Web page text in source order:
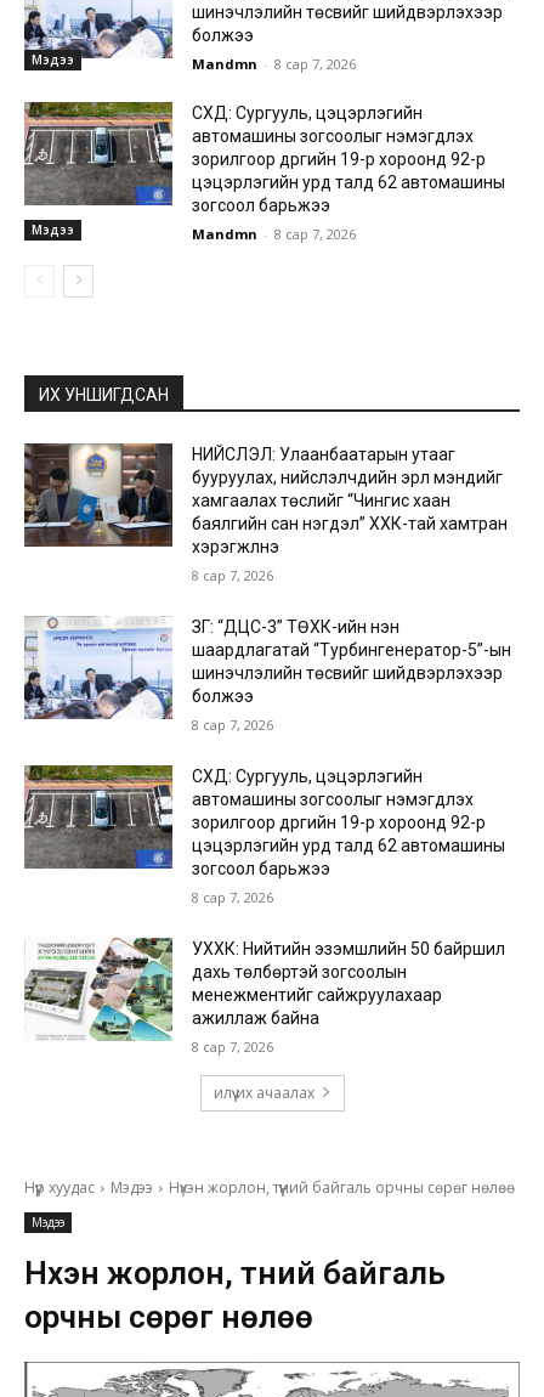
Мэдээ
шинэчлэлийн төсвийг шийдвэрлэхээр
болжээ
Mandmn - 8 сар 7, 2026
Мэдээ
СХД: Сургууль, цэцэрлэгийн
автомашины зогсоолыг нэмэгдүүлэх
зорилгоор дүүргийн 19-р хороонд 92-р
цэцэрлэгийн урд талд 62 автомашины
зогсоол барьжээ
Mandmn - 8 сар 7, 2026
ИХ УНШИГДСАН
НИЙСЛЭЛ: Улаанбаатарын утааг
бууруулах, нийслэлчүүдийн эрүүл мэндийг
хамгаалах төслийг “Чингис хаан
баялгийн сан нэгдэл” ХХК-тай хамтран
хэрэгжүүлнэ
8 сар 7, 2026
ЗГ: “ДЦС-3” ТӨХК-ийн нэн
шаардлагатай “Турбингенератор-5”-ын
шинэчлэлийн төсвийг шийдвэрлэхээр
болжээ
8 сар 7, 2026
СХД: Сургууль, цэцэрлэгийн
автомашины зогсоолыг нэмэгдүүлэх
зорилгоор дүүргийн 19-р хороонд 92-р
цэцэрлэгийн урд талд 62 автомашины
зогсоол барьжээ
8 сар 7, 2026
УХХК: Нийтийн эзэмшлийн 50 байршил
дахь төлбөртэй зогсоолын
менежментийг сайжруулахаар
ажиллаж байна
8 сар 7, 2026
илүү их ачаалах